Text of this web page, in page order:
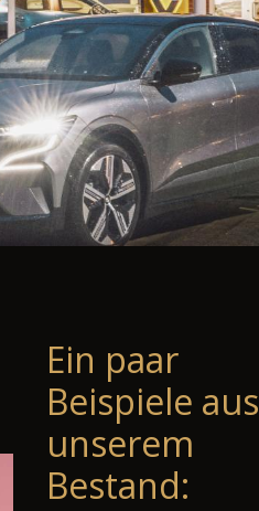
Ein paar
Beispiele aus
unserem
Bestand: